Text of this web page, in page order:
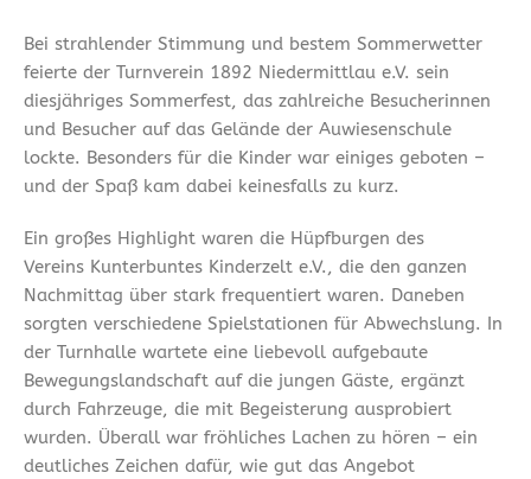
Bei strahlender Stimmung und bestem Sommerwetter
feierte der Turnverein 1892 Niedermittlau e.V. sein
diesjähriges Sommerfest, das zahlreiche Besucherinnen
und Besucher auf das Gelände der Auwiesenschule
lockte. Besonders für die Kinder war einiges geboten –
und der Spaß kam dabei keinesfalls zu kurz.
Ein großes Highlight waren die Hüpfburgen des
Vereins Kunterbuntes Kinderzelt e.V., die den ganzen
Nachmittag über stark frequentiert waren. Daneben
sorgten verschiedene Spielstationen für Abwechslung. In
der Turnhalle wartete eine liebevoll aufgebaute
Bewegungslandschaft auf die jungen Gäste, ergänzt
durch Fahrzeuge, die mit Begeisterung ausprobiert
wurden. Überall war fröhliches Lachen zu hören – ein
deutliches Zeichen dafür, wie gut das Angebot